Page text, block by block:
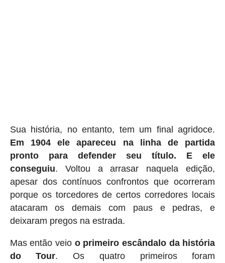
Sua história, no entanto, tem um final agridoce.
Em 1904 ele apareceu na linha de partida
pronto para defender seu título. E ele
conseguiu. Voltou a arrasar naquela edição,
apesar dos contínuos confrontos que ocorreram
porque os torcedores de certos corredores locais
atacaram os demais com paus e pedras, e
deixaram pregos na estrada.
Mas então veio o primeiro escândalo da história
do Tour. Os quatro primeiros foram